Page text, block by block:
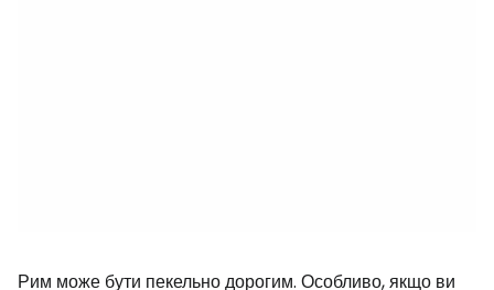
Рим може бути пекельно дорогим. Особливо, якщо ви